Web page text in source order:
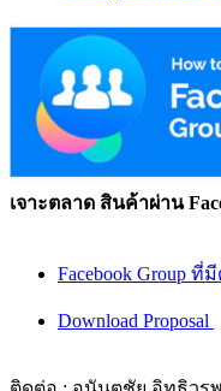
เจาะตลาด สินค้าผ่าน
Facebook Group
Download Proposal